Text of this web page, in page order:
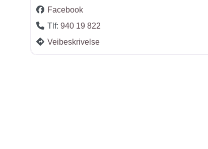
Facebook
Tlf: 940 19 822
Veibeskrivelse